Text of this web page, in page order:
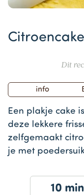
Dit
of
info
Een plakje cake
deze lekkere
zelfgemaakt
je met
10